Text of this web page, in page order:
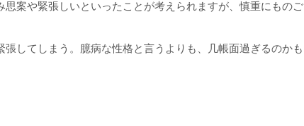
案や緊張しいといったことが考えられますが、慎重にものご
してしまう。臆病な性格と言うよりも、几帳面過ぎるのかも